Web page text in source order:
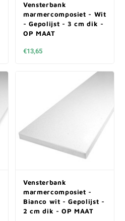
Vensterbank
marmercomposiet - Wit
- Gepolijst - 3 cm dik -
OP MAAT
€13,65
Vensterbank
marmercomposiet -
Bianco wit - Gepolijst -
2 cm dik - OP MAAT